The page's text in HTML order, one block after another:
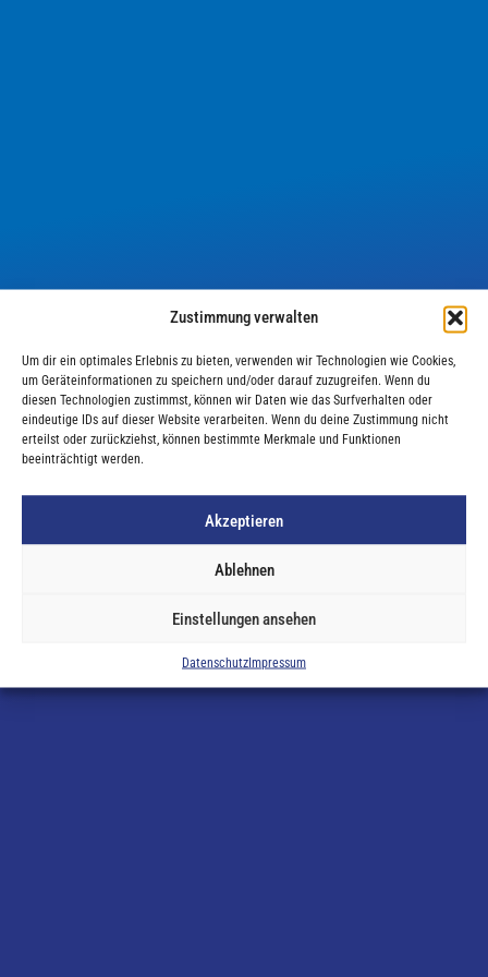
Zustimmung verwalten
Um dir ein optimales Erlebnis zu bieten, verwenden wir Technologien wie Cookies,
um Geräteinformationen zu speichern und/oder darauf zuzugreifen. Wenn du
diesen Technologien zustimmst, können wir Daten wie das Surfverhalten oder
eindeutige IDs auf dieser Website verarbeiten. Wenn du deine Zustimmung nicht
erteilst oder zurückziehst, können bestimmte Merkmale und Funktionen
beeinträchtigt werden.
Akzeptieren
Ablehnen
Einstellungen ansehen
DatenschutzImpressum
IN BEARBEITUNG
Aktuell befindet sich die Female Leadership Website
in Bearbeitung.
einmal vorbei.
KONTAKT